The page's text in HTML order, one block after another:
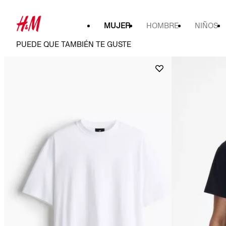
MUJER HOMBRE NIÑOS
PUEDE QUE TAMBIÉN TE GUSTE